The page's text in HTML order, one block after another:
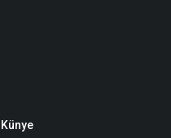
Künye